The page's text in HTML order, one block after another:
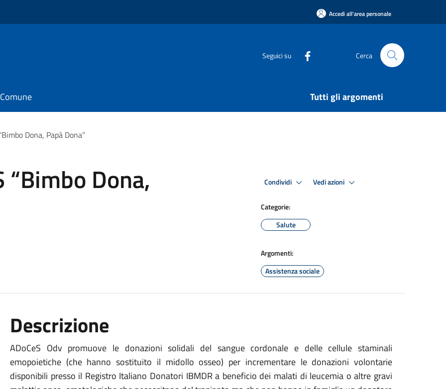
Accedi all'area personale
Seguici su Cerca
Tutti gli argomenti
Dona, Papà Dona”
“Bimbo Dona, Condividi Vedi azioni
Categorie:
Salute
Argomenti:
Assistenza sociale
Descrizione
ADoCeS Odv promuove le donazioni solidali del sangue cordonale e delle cellule staminali
emopoietiche (che hanno sostituito il midollo osseo) per incrementare le donazioni volontarie
disponibili presso il Registro Italiano Donatori IBMDR a beneficio dei malati di leucemia o altre gravi